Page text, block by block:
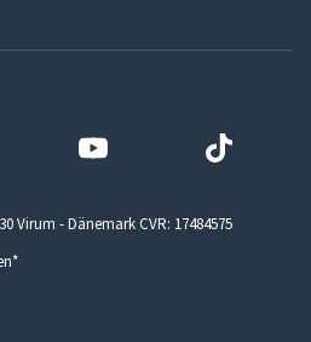
Virum - Dänemark CVR: 17484575